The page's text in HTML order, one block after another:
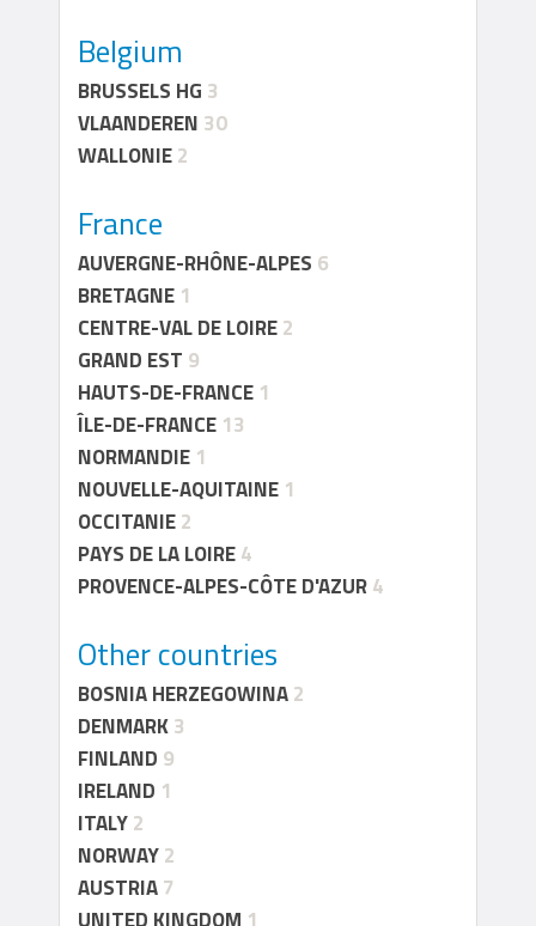
Belgium
BRUSSELS HG 3
VLAANDEREN 30
WALLONIE2
France
AUVERGNE-RHÔNE-ALPES 6
BRETAGNE 1
CENTRE-VAL DE LOIRE2
GRAND EST 9
HAUTS-DE-FRANCE 1
ÎLE-DE-FRANCE 13
NORMANDIE 1
NOUVELLE-AQUITAINE 1
OCCITANIE2
PAYS DE LA LOIRE4
PROVENCE-ALPES-CÔTE D'AZUR4
Other countries
BOSNIA HERZEGOWINA2
DENMARK3
FINLAND 9
IRELAND 1
ITALY2
NORWAY2
AUSTRIA7